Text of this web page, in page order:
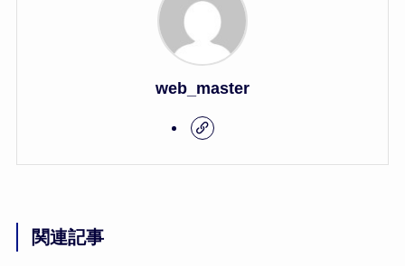
web_master
関連記事